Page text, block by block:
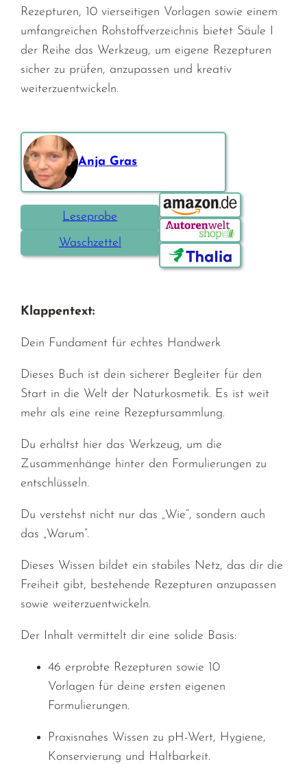
Rezepturen, 10 vierseitigen Vorlagen sowie einem
umfangreichen Rohstoffverzeichnis bietet Säule I
der Reihe das Werkzeug, um eigene Rezepturen
sicher zu prüfen, anzupassen und kreativ
weiterzuentwickeln.
Anja Gras
Leseprobe
Waschzettel
Bestellen über:
Klappentext:
Dein Fundament für echtes Handwerk
Dieses Buch ist dein sicherer Begleiter für den
Start in die Welt der Naturkosmetik. Es ist weit
mehr als eine reine Rezeptursammlung.
Du erhältst hier das Werkzeug, um die
Zusammenhänge hinter den Formulierungen zu
entschlüsseln.
Du verstehst nicht nur das „Wie“, sondern auch
das „Warum”.
Dieses Wissen bildet ein stabiles Netz, das dir die
Freiheit gibt, bestehende Rezepturen anzupassen
sowie weiterzuentwickeln.
Der Inhalt vermittelt dir eine solide Basis:
46 erprobte Rezepturen sowie 10
Vorlagenfür deine ersten eigenen
Formulierungen.
Praxisnahes Wissen zu pH-Wert, Hygiene,
Konservierung und Haltbarkeit.